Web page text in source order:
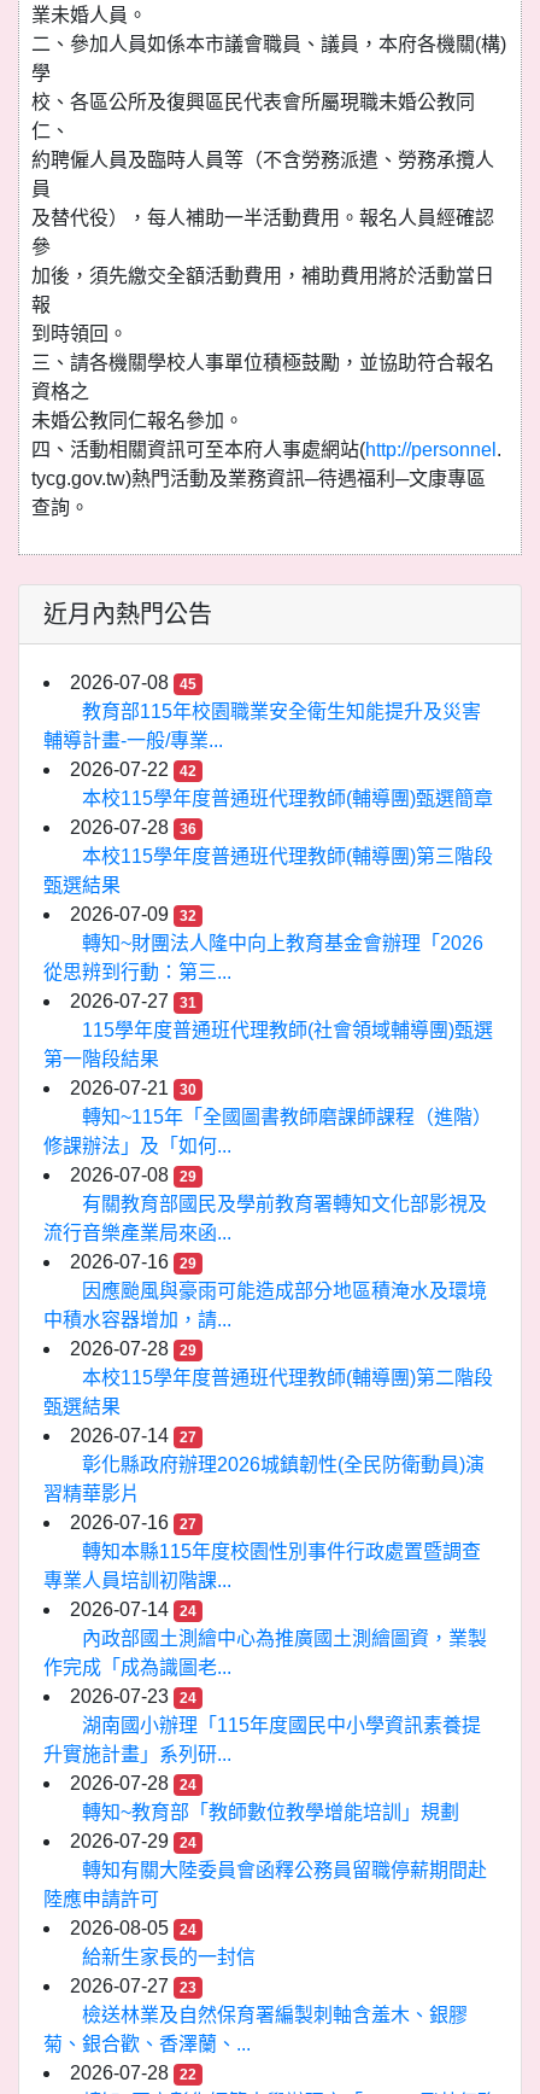
業未婚人員。
二、參加人員如係本市議會職員、議員，本府各機關(構)
學
校、各區公所及復興區民代表會所屬現職未婚公教同
仁、
約聘僱人員及臨時人員等（不含勞務派遣、勞務承攬人
員
及替代役），每人補助一半活動費用。報名人員經確認
參
加後，須先繳交全額活動費用，補助費用將於活動當日
報
到時領回。
三、請各機關學校人事單位積極鼓勵，並協助符合報名
資格之
未婚公教同仁報名參加。
四、活動相關資訊可至本府人事處網站(http://personnel .
tycg.gov.tw)熱門活動及業務資訊─待遇福利─文康專區
查詢。
近月內熱門公告
2026-07-08 45
教育部115年校園職業安全衛生知能提升及災害
輔導計畫-一般/專業...
2026-07-22
42
本校115學年度普通班代理教師(輔導團)甄選簡章
2026-07-28
36
本校115學年度普通班代理教師(輔導團)第三階段
甄選結果
2026-07-09
32
轉知~財團法人隆中向上教育基金會辦理「2026
從思辨到行動：第三...
2026-07-27
31
115學年度普通班代理教師(社會領域輔導團)甄選
第一階段結果
2026-07-21
30
轉知~115年「全國圖書教師磨課師課程（進階）
修課辦法」及「如何...
2026-07-08
29
有關教育部國民及學前教育署轉知文化部影視及
流行音樂產業局來函...
2026-07-16
29
因應颱風與豪雨可能造成部分地區積淹水及環境
中積水容器增加，請...
2026-07-28
29
本校115學年度普通班代理教師(輔導團)第二階段
甄選結果
2026-07-14
27
彰化縣政府辦理2026城鎮韌性(全民防衛動員)演
習精華影片
2026-07-16
27
轉知本縣115年度校園性別事件行政處置暨調查
專業人員培訓初階課...
2026-07-14
24
內政部國土測繪中心為推廣國土測繪圖資，業製
作完成「成為識圖老...
2026-07-23
24
湖南國小辦理「115年度國民中小學資訊素養提
升實施計畫」系列研...
2026-07-28
24
轉知~教育部「教師數位教學增能培訓」規劃
2026-07-29
24
轉知有關大陸委員會函釋公務員留職停薪期間赴
陸應申請許可
2026-08-05
24
給新生家長的一封信
2026-07-27
23
檢送林業及自然保育署編製刺軸含羞木、銀膠
菊、銀合歡、香澤蘭、...
2026-07-28
22